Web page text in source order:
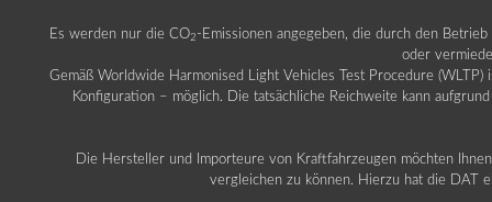
Es werden nur die CO2 -Emissionen angegeben, die durch den
oder
Gemäß Worldwide Harmonised Light Vehicles Test Procedure
Konfiguration – möglich. Die tatsächliche Reichweite kann
Die Hersteller und Importeure von Kraftfahrzeugen möchten
vergleichen zu können. Hierzu hat die DAT